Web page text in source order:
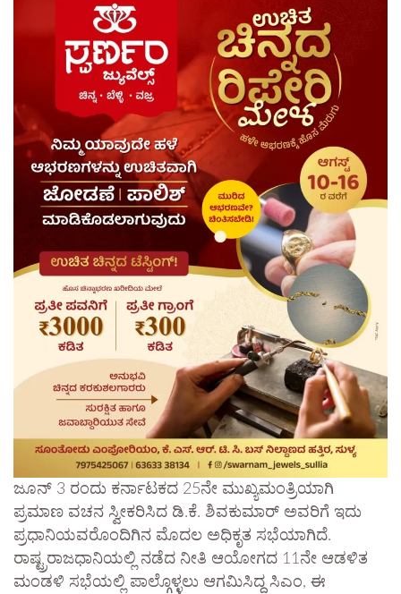
​ಜೂನ್ 3 ರಂದು ಕರ್ನಾಟಕದ 25ನೇ ಮುಖ್ಯಮಂತ್ರಿಯಾಗಿ
ಪ್ರಮಾಣ ವಚನ ಸ್ವೀಕರಿಸಿದ ಡಿ.ಕೆ. ಶಿವಕುಮಾರ್ ಅವರಿಗೆ ಇದು
ಪ್ರಧಾನಿಯವರೊಂದಿಗಿನ ಮೊದಲ ಅಧಿಕೃತ ಸಭೆಯಾಗಿದೆ.
ರಾಷ್ಟ್ರರಾಜಧಾನಿಯಲ್ಲಿ ನಡೆದ ನೀತಿ ಆಯೋಗದ 11ನೇ ಆಡಳಿತ
ಮಂಡಳಿ ಸಭೆಯಲ್ಲಿ ಪಾಲ್ಗೊಳ್ಳಲು ಆಗಮಿಸಿದ್ದ ಸಿಎಂ, ಈ